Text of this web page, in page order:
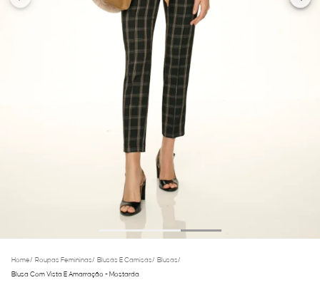
Home/ Roupas Femininas/ Blusas E Camisas/ Blusas/
Blusa Com Vista E Amarração - Mostarda